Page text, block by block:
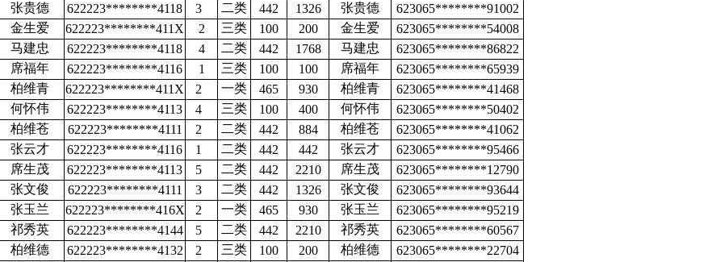
张贵德 622223********4118 3 二类 442 1326 张贵德
623065********91002
金生爱 622223********411X 2 三类 100 200 金生爱
623065********54008
马建忠 622223********4118 4 二类 442 1768 马建忠
623065********86822
席福年 622223********4116 1 三类 100 100 席福年
623065********65939
柏维青 622223********411X 2 一类 465 930 柏维青
623065********41468
何怀伟 622223********4113 4 三类 100 400 何怀伟
623065********50402
柏维苍 622223********4111 2 二类 442 884 柏维苍
623065********41062
张云才 622223********4116 1 二类 442 442 张云才
623065********95466
席生茂 622223********4113 5 二类 442 2210 席生茂
623065********12790
张文俊 622223********4111 3 二类 442 1326 张文俊
623065********93644
张玉兰 622223********416X 2 一类 465 930 张玉兰
623065********95219
祁秀英 622223********4144 5 二类 442 2210 祁秀英
623065********60567
柏维德 622223********4132 2 三类 100 200 柏维德
623065********22704